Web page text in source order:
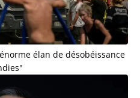
élan de désobéissance